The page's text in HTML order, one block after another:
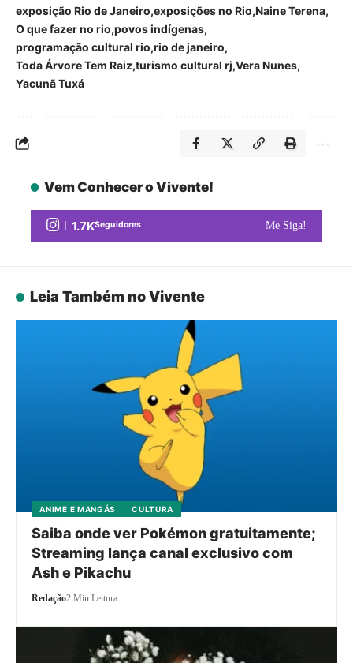
exposição Rio de Janeiro exposições no Rio Naine Terena
O que fazer no rio povos indígenas
programação cultural rio rio de janeiro
Toda Árvore Tem Raiz turismo cultural rj Vera Nunes
Yacunã Tuxá
Vem Conhecer o Vivente!
1.7KSeguidores Me Siga!
Leia Também no Vivente
ANIME E MANGÁS CULTURA
Saiba onde ver Pokémon gratuitamente;
Streaming lança canal exclusivo com
Ash e Pikachu
Redação2 Min Leitura